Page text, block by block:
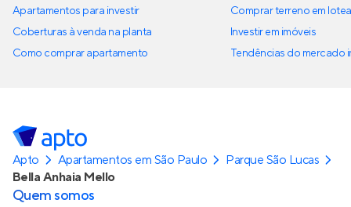
Apartamentos para investir
Coberturas à venda na planta
Como comprar apartamento
Comprar terreno em
Investir em imóveis
Tendências do mercado
Apto Apartamentos em São Paulo
Parque São Lucas
Bella Anhaia Mello
Quem somos